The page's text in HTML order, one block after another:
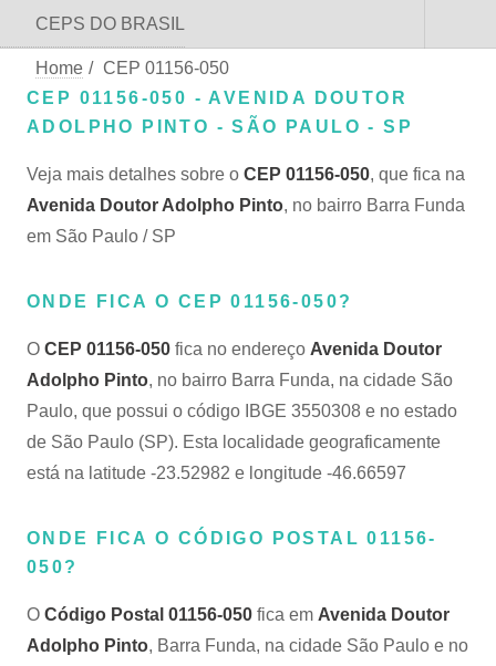
CEPS DO BRASIL
Home / CEP 01156-050
CEP 01156-050 - AVENIDA DOUTOR
ADOLPHO PINTO - SÃO PAULO - SP
Veja mais detalhes sobre o CEP 01156-050, que fica na
Avenida Doutor Adolpho Pinto, no bairro Barra Funda
em São Paulo / SP
ONDE FICA O CEP 01156-050?
O CEP 01156-050 fica no endereço Avenida Doutor
Adolpho Pinto, no bairro Barra Funda, na cidade São
Paulo, que possui o código IBGE 3550308 e no estado
de São Paulo (SP). Esta localidade geograficamente
está na latitude -23.52982 e longitude -46.66597
ONDE FICA O CÓDIGO POSTAL 01156-
050?
O Código Postal 01156-050 fica em Avenida Doutor
Adolpho Pinto, Barra Funda, na cidade São Paulo e no